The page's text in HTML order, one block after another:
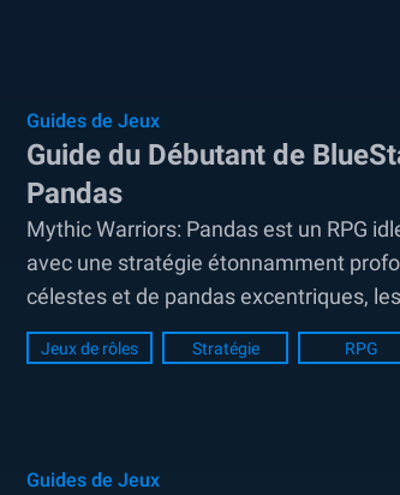
Guides de Jeux
Guide du Débutant de
Pandas
Mythic Warriors: Pandas est un RPG
avec une stratégie étonnamment
célestes et de pandas excentriques,
affronter des...
Jeux de rôles Stratégie RPG
Guides de Jeux